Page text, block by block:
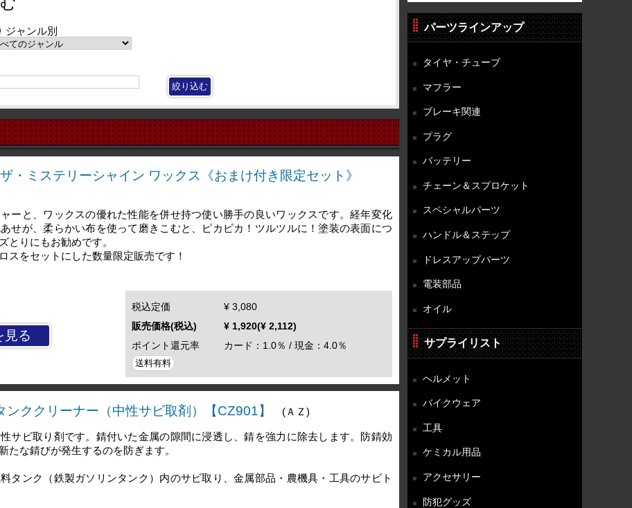
ジャンル別
ミステリーシャイン ワックス《おまけ付き限定セット》
ーと、ワックスの優れた性能を併せ持つ使い勝手の良いワックスです。経年変化
せが、柔らかい布を使って磨きこむと、ピカピカ！ツルツルに！塗装の表面につ
とりにもお勧めです。
スをセットにした数量限定販売です！
見る
税込定価
¥ 3,080
販売価格(税込)
¥ 1,920(¥ 2,112)
ポイント還元率
カード：1.0％ / 現金：4.0％
送料有料
ククリーナー（中性サビ取剤）【CZ901】 (ＡＺ)
サビ取り剤です。錆付いた金属の隙間に浸透し、錆を強力に除去します。防錆効
たな錆びが発生するのを防ぎます。
タンク（鉄製ガソリンタンク）内のサビ取り、金属部品・農機具・工具のサビト
パーツラインアップ
タイヤ・チューブ
マフラー
ブレーキ関連
プラグ
バッテリー
チェーン＆スプロケット
スペシャルパーツ
ハンドル＆ステップ
ドレスアップパーツ
電装部品
オイル
サプライリスト
ヘルメット
バイクウェア
工具
ケミカル用品
アクセサリー
防犯グッズ